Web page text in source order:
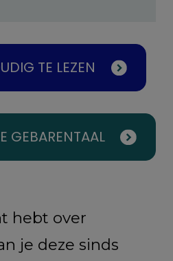
TE LEZEN
GEBARENTAAL
hebt over
je deze sinds